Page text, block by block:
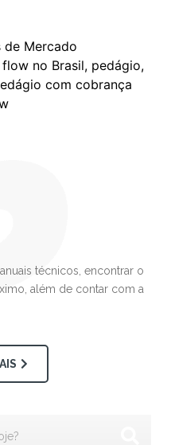
de Mercado
no Brasil, pedágio,
com cobrança
técnicos, encontrar o
além de contar com a